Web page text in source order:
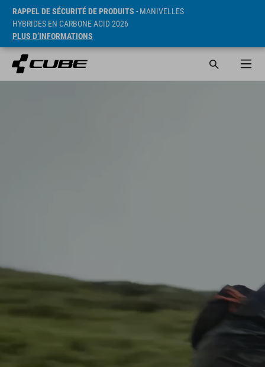
RAPPEL DE SÉCURITÉ DE PRODUITS - MANIVELLES
HYBRIDES EN CARBONE ACID 2026
PLUS D’INFORMATIONS